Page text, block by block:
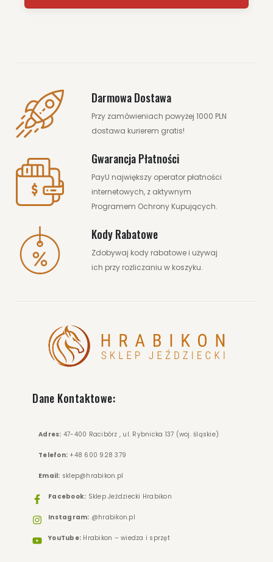
175.00 zł 249.00 zł
Darmowa Dostawa
Przy zamówieniach powyżej 1000 PLN
dostawa kurierem gratis!
Gwarancja Płatności
PayU największy operator płatności
internetowych, z aktywnym
Programem Ochrony Kupujących.
Kody Rabatowe
Zdobywaj kody rabatowe i używaj
ich przy rozliczaniu w koszyku.
Dane Kontaktowe:
Adres: 47-400 Racibórz , ul. Rybnicka 137 (woj. śląskie)
Telefon: +48 600 928 379
Email: sklep@hrabikon.pl
Facebook: Sklep Jeździecki Hrabikon
Instagram: @hrabikon.pl
YouTube: Hrabikon – wiedza i sprzęt